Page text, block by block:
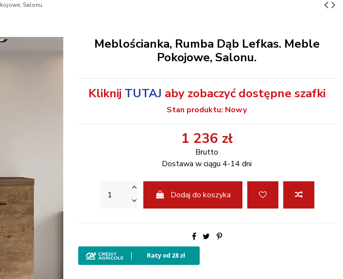
Salonu.
Meblościanka, Rumba Dąb Lefkas. Meble
Pokojowe, Salonu.
Kliknij TUTAJ aby zobaczyć dostępne szafki
Stan produktu: Nowy
1 236 zł
Brutto
Dostawa w ciągu 4-14 dni
Dodaj do koszyka